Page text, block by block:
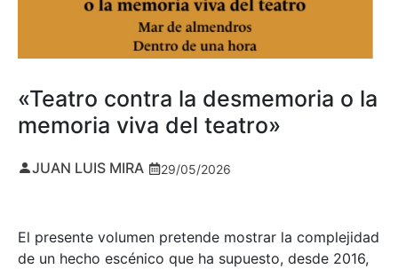
«Teatro contra la desmemoria o la
memoria viva del teatro»
JUAN LUIS MIRA 29/05/2026
El presente volumen pretende mostrar la complejidad
de un hecho escénico que ha supuesto, desde 2016,